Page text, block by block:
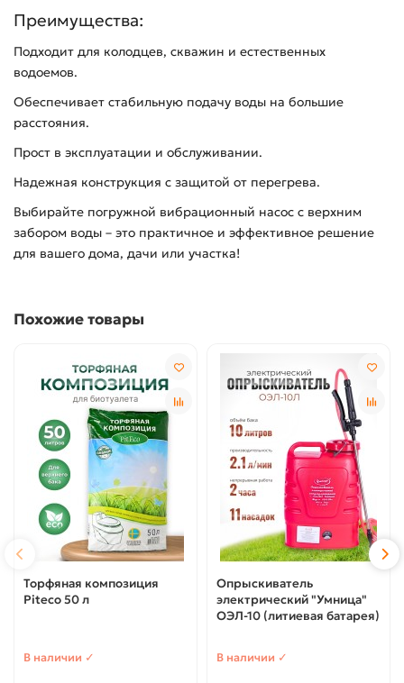
Преимущества:
Подходит для колодцев, скважин и естественных
водоемов.
Обеспечивает стабильную подачу воды на большие
расстояния.
Прост в эксплуатации и обслуживании.
Надежная конструкция с защитой от перегрева.
Выбирайте погружной вибрационный насос с верхним
забором воды – это практичное и эффективное решение
для вашего дома, дачи или участка!
Похожие товары
Торфяная композиция
Piteco 50 л
В наличии ✓
Опрыскиватель
электрический "Умница"
ОЭЛ-10 (литиевая батарея)
В наличии ✓